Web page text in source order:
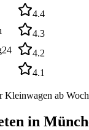
4.4
4.3
4.2
4.1
Kleinwagen ab
in